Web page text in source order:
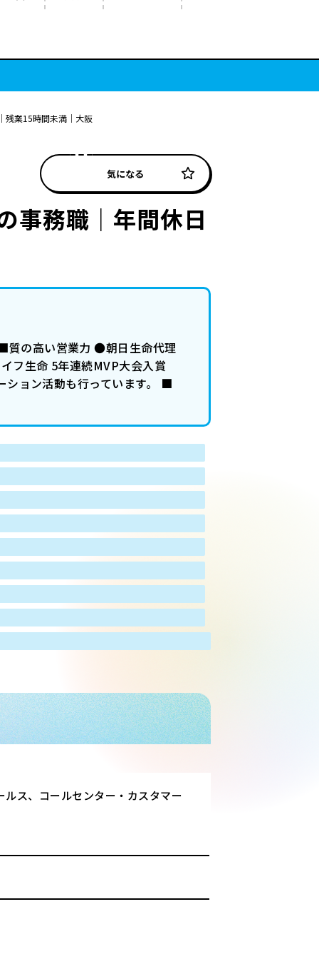
残業15時間未満｜大阪
気になる
事務職｜年間休日
質の高い営業力 ●朝日生命代理
フ生命 5年連続MVP大会入賞
ション活動も行っています。 ■
ルス、コールセンター・カスタマー